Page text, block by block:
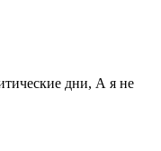
дни, А я не